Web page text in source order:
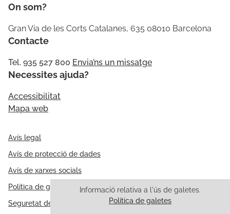
Informació relativa a l'ús de galetes.
Política de galetes
On som?
Gran Via de les Corts Catalanes, 635 08010 Barcelona
Contacte
Tel. 935 527 800 Envia’ns un missatge
Necessites ajuda?
Accessibilitat
Mapa web
Avís legal
Avís de protecció de dades
Avís de xarxes socials
Política de galetes
Seguretat de la informació